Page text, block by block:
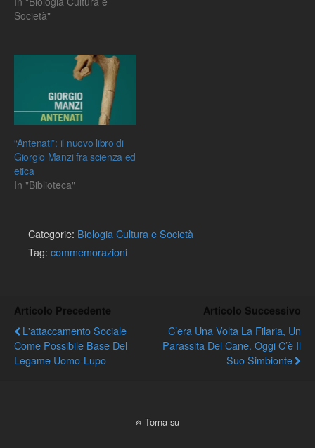
Società"
“Antenati”: il nuovo libro di
Giorgio Manzi fra scienza ed
etica
In "Biblioteca"
Categorie: Biologia Cultura e Società
Tag: commemorazioni
Articolo Precedente
L'attaccamento Sociale
Come Possibile Base Del
Legame Uomo-Lupo
Articolo Successivo
C’era Una Volta La Filaria, Un
Parassita Del Cane. Oggi C’è Il
Suo Simbionte
Torna su